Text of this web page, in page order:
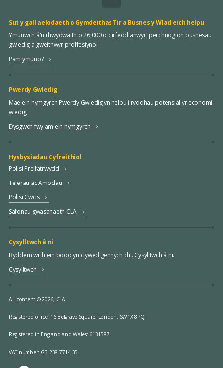
Sut y gall aelodaeth o Gymdeithas Tir a Busnes y Wlad eich helpu
Ymunwch â'n rhwydwaith o 26,000 o dirfeddianwyr, perchnogion busnesau
gwledig a gweithwyr proffesiynol
Pam ymuno?
Pwerdy Gwledig
Mae ein hymgyrch Pwerdy Gwledig yn helpu i ryddhau potensial yr economi
wledig
Dysgwch fwy am ein hymgyrch
Hysbysiadau Cyfreithiol
Polisi Preifatrwydd
Telerau ac Amodau
Polisi Cwcis
Safonau gwasanaeth CLA
Cysylltwch â ni
Byddem wrth ein bodd yn clywed gennych chi. Cysylltwch â ni.
Cysylltwch
All content © 2026, CLA.
Registered office: 16 Belgrave Square, London, SW1X 8PQ.
Registered in England and Wales: 6131587.
VAT number: GB 238 7714 35.